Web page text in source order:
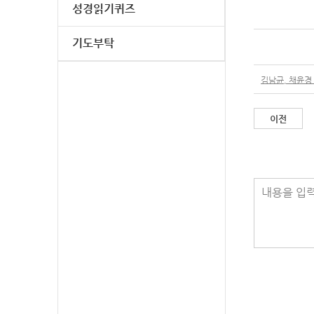
성경읽기퀴즈
기도부탁
김남균, 채윤
이전
내용을 입